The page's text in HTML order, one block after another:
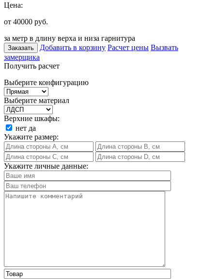
Цена:
от 40000 руб.
за метр в длину верха и низа гарнитура
Заказать Добавить в корзину Расчет цены Вызвать
замерщика
Получить расчет
Выберите конфигурацию
Выберите материал
Верхние шкафы:
нет да
Укажите размер:
Укажите личные данные: